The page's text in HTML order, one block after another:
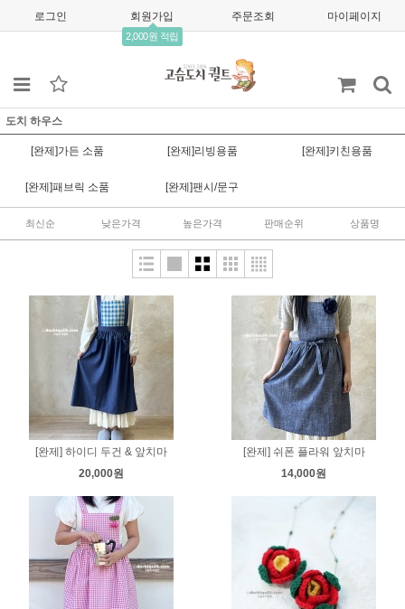
로그인 회원가입
2,000원 적립
주문조회 마이페이지
도치 하우스
[완제]가든 소품 [완제]리빙용품 [완제]키친용품
[완제]패브릭 소품 [완제]팬시/문구
최신순 낮은가격 높은가격 판매순위 상품명
[완제] 하이디 두건 & 앞치마
20,000원
[완제] 쉬폰 플라워 앞치마
14,000원